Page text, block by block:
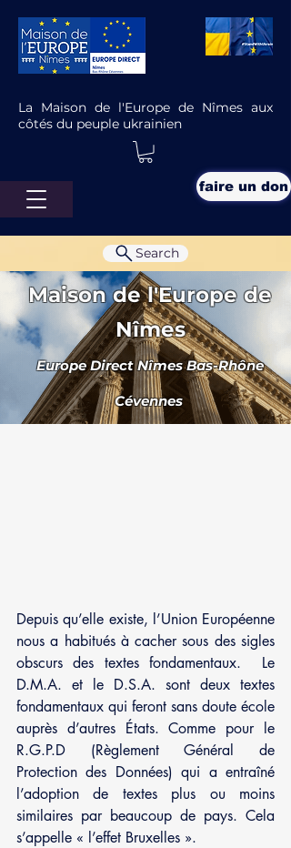
La Maison de l'Europe de Nîmes aux
côtés du peuple ukrainien
faire un don
Maison de l'Europe de
Nîmes
Europe Direct Nîmes Bas-Rhône
Cévennes
Search
D.M.A. D.S.A. Quezako ?
Depuis qu’elle existe, l’Union Européenne
nous a habitués à cacher sous des sigles
obscurs des textes fondamentaux.  Le
D.M.A. et le D.S.A. sont deux textes
fondamentaux qui feront sans doute école
auprès d’autres États. Comme pour le
R.G.P.D (Règlement Général de
Protection des Données) qui a entraîné
l’adoption de textes plus ou moins
similaires par beaucoup de pays. Cela
s’appelle « l’effet Bruxelles ».